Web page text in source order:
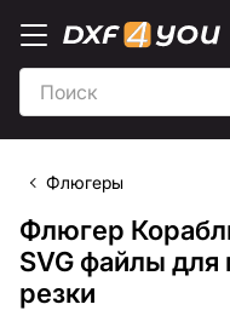
Флюгеры
Флюгер
SVG файлы для
резки